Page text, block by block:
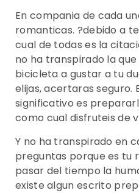
En compania de cada
romanticas. ?debido a
cual de todas es la
no ha transpirado la
bicicleta a gustar a tu
elijas, acertaras seguro.
significativo es
como cual disfruteis de
Y no ha transpirado en
preguntas porque es tu
pasar del tiempo la
existe algun escrito